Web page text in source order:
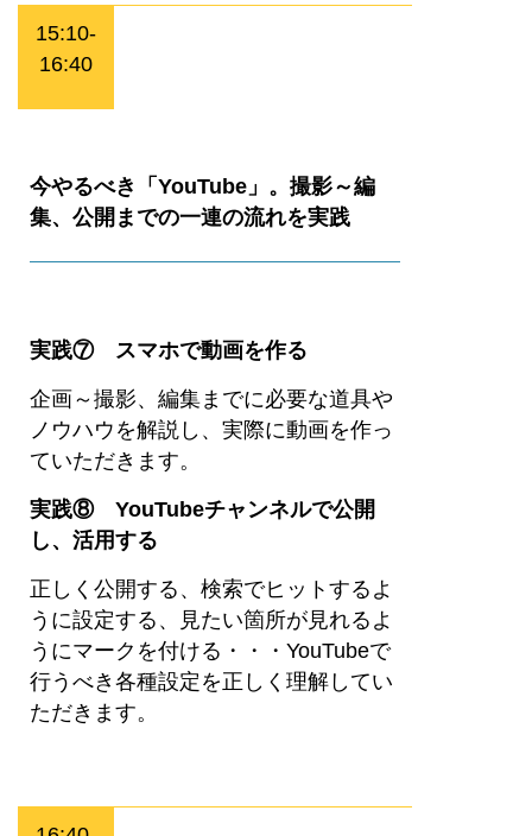
15:10-
16:40
今やるべき「YouTube」。撮影～編
集、公開までの一連の流れを実践
実践⑦ スマホで動画を作る
企画～撮影、編集までに必要な道具や
ノウハウを解説し、実際に動画を作っ
ていただきます。
実践⑧ YouTubeチャンネルで公開
し、活用する
正しく公開する、検索でヒットするよ
うに設定する、見たい箇所が見れるよ
うにマークを付ける・・・YouTubeで
行うべき各種設定を正しく理解してい
ただきます。